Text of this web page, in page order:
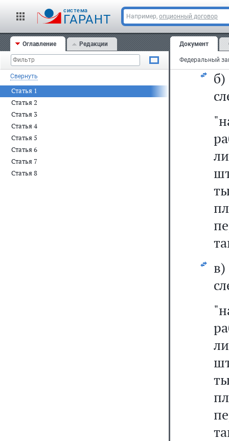
cистема
ГАРАНТ Например, опционный договор
Оглавление Редакции
Свернуть
Статья 1
Статья 2
Статья 3
Статья 4
Статья 5
Статья 6
Статья 7
Статья 8
Документ
в)